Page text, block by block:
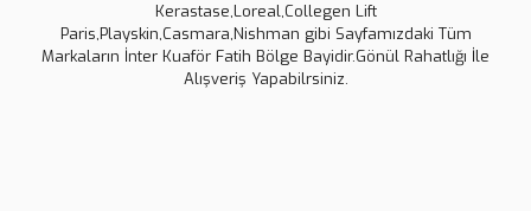
Kerastase,Loreal,Collegen Lift
Paris,Playskin,Casmara,Nishman gibi Sayfamızdaki Tüm
Markaların İnter Kuaför Fatih Bölge Bayidir.Gönül Rahatlığı İle
Alışveriş Yapabilrsiniz.